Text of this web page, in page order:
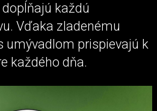
každú
Vďaka zladenému
umývadlom prispievajú k
každého dňa.